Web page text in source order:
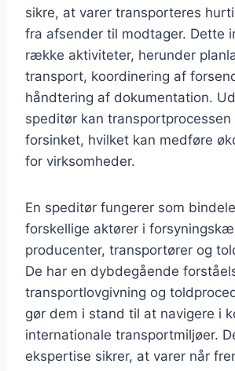
sikre, at varer transporteres
fra afsender til modtager. Dette
række aktiviteter, herunder
transport, koordinering af
håndtering af dokumentation.
speditør kan transportprocessen
forsinket, hvilket kan medføre
for virksomheder.
En speditør fungerer som
forskellige aktører i
producenter, transportører og
De har en dybdegående
transportlovgivning og
gør dem i stand til at navigere i
internationale transportmiljøer.
ekspertise sikrer, at varer når